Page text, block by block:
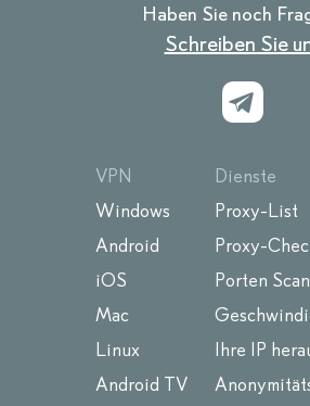
Haben Sie noch
Schreiben Sie
VPN
Windows
Android
iOS
Mac
Linux
Android TV
Dienste
Proxy-List
Proxy-
Porten
Ihre IP